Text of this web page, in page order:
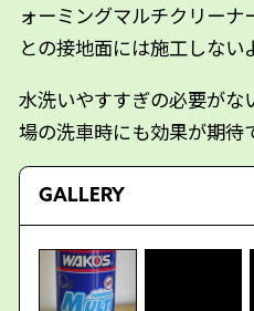
ォーミングマルチクリー
との接地面には施工しない
水洗いやすすぎの必要が
場の洗車時にも効果が期待
GALLERY